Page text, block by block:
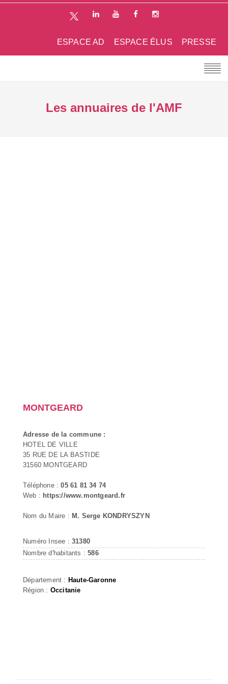
PRESSE
ESPACE ÉLUS
ESPACE AD
Les annuaires de l'AMF
MONTGEARD
Adresse de la commune :
HOTEL DE VILLE
35 RUE DE LA BASTIDE
31560 MONTGEARD
Téléphone :05 61 81 34 74
Web : https://www.montgeard.fr
Nom du Maire : M. Serge KONDRYSZYN
Numéro Insee : 31380
Nombre d'habitants :586
Département : Haute-Garonne
Région : Occitanie